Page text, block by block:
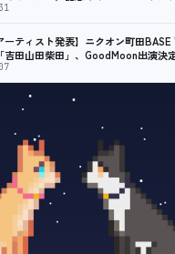
イトシム向けコントローラーを中心に
ーティスト発表】ニクオン町田
吉田山田柴田」、GoodMoon出演決